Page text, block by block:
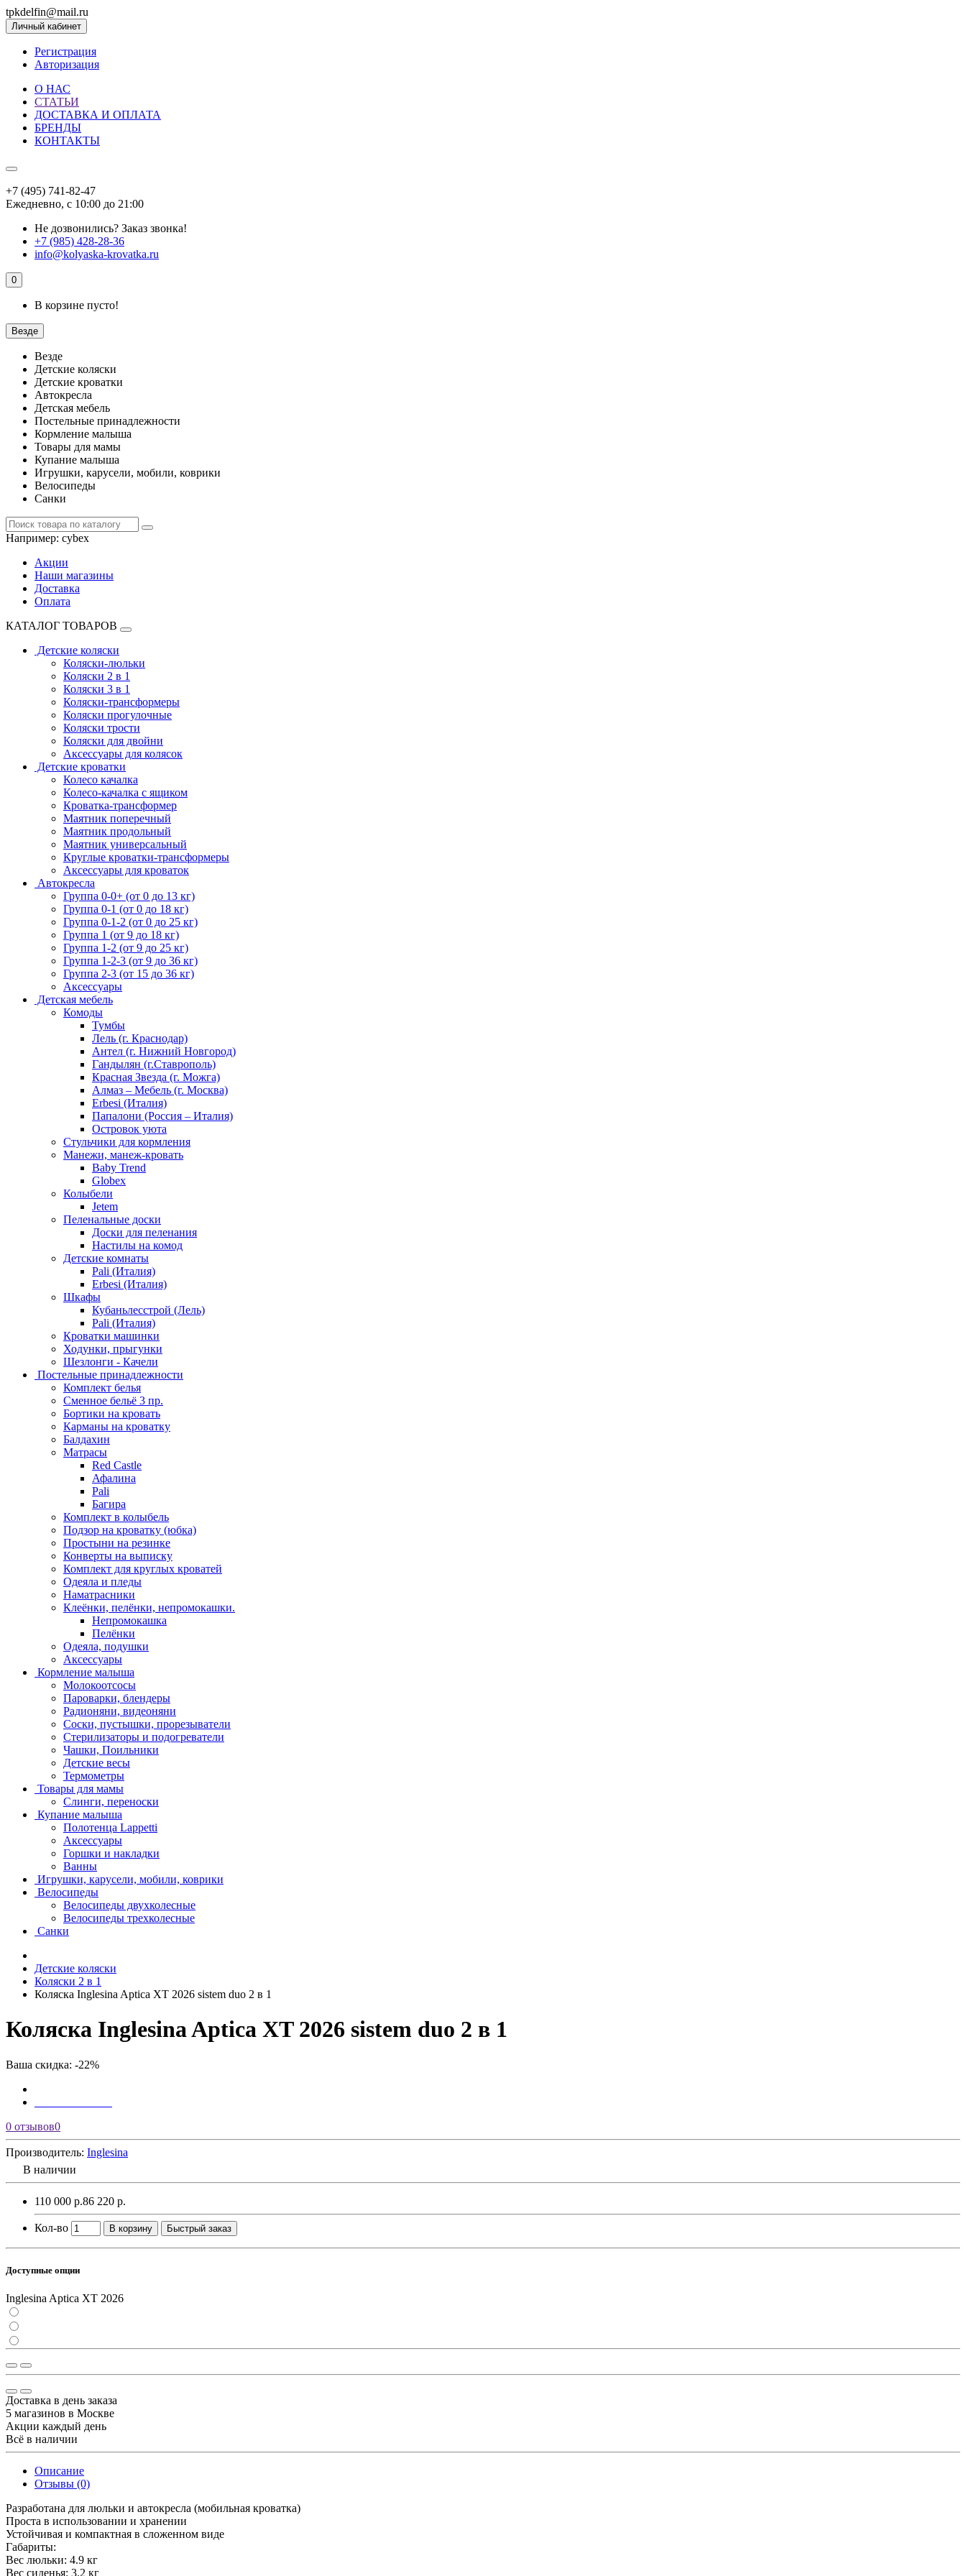
tpkdelfin@mail.ru
Личный кабинет
Регистрация
Авторизация
О НАС
СТАТЬИ
ДОСТАВКА И ОПЛАТА
БРЕНДЫ
КОНТАКТЫ
+7 (495) 741-82-47
Ежедневно, с 10:00 до 21:00
Не дозвонились? Заказ звонка!
+7 (985) 428-28-36
info@kolyaska-krovatka.ru
0
В корзине пусто!
Везде
Везде
Детские коляски
Детские кроватки
Автокресла
Детская мебель
Постельные принадлежности
Кормление малыша
Товары для мамы
Купание малыша
Игрушки, карусели, мобили, коврики
Велосипеды
Санки
Например: cybex
Акции
Наши магазины
Доставка
Оплата
КАТАЛОГ ТОВАРОВ
Детские коляски
Коляски-люльки
Коляски 2 в 1
Коляски 3 в 1
Коляски-трансформеры
Коляски прогулочные
Коляски трости
Коляски для двойни
Аксессуары для колясок
Детские кроватки
Колесо качалка
Колесо-качалка с ящиком
Кроватка-трансформер
Маятник поперечный
Маятник продольный
Маятник универсальный
Круглые кроватки-трансформеры
Аксессуары для кроваток
Автокресла
Группа 0-0+ (от 0 до 13 кг)
Группа 0-1 (от 0 до 18 кг)
Группа 0-1-2 (от 0 до 25 кг)
Группа 1 (от 9 до 18 кг)
Группа 1-2 (от 9 до 25 кг)
Группа 1-2-3 (от 9 до 36 кг)
Группа 2-3 (от 15 до 36 кг)
Аксессуары
Детская мебель
Комоды
Тумбы
Лель (г. Краснодар)
Антел (г. Нижний Новгород)
Гандылян (г.Ставрополь)
Красная Звезда (г. Можга)
Алмаз – Мебель (г. Москва)
Erbesi (Италия)
Папалони (Россия – Италия)
Островок уюта
Стульчики для кормления
Манежи, манеж-кровать
Baby Trend
Globex
Колыбели
Jetem
Пеленальные доски
Доски для пеленания
Настилы на комод
Детские комнаты
Pali (Италия)
Erbesi (Италия)
Шкафы
Кубаньлесстрой (Лель)
Pali (Италия)
Кроватки машинки
Ходунки, прыгунки
Шезлонги - Качели
Постельные принадлежности
Комплект белья
Сменное бельё 3 пр.
Бортики на кровать
Карманы на кроватку
Балдахин
Матрасы
Red Castle
Афалина
Pali
Багира
Комплект в колыбель
Подзор на кроватку (юбка)
Простыни на резинке
Конверты на выписку
Комплект для круглых кроватей
Одеяла и пледы
Наматрасники
Клеёнки, пелёнки, непромокашки.
Непромокашка
Пелёнки
Одеяла, подушки
Аксессуары
Кормление малыша
Молокоотсосы
Пароварки, блендеры
Радионяни, видеоняни
Соски, пустышки, прорезыватели
Стерилизаторы и подогреватели
Чашки, Поильники
Детские весы
Термометры
Товары для мамы
Слинги, переноски
Купание малыша
Полотенца Lappetti
Аксессуары
Горшки и накладки
Ванны
Игрушки, карусели, мобили, коврики
Велосипеды
Велосипеды двухколесные
Велосипеды трехколесные
Санки
Детские коляски
Коляски 2 в 1
Коляска Inglesina Aptica XT 2026 sistem duo 2 в 1
Коляска Inglesina Aptica XT 2026 sistem duo 2 в 1
Ваша скидка: -22%
0 отзывов0
Производитель: Inglesina
В наличии
110 000 р.86 220 р.
Кол-во В корзину Быстрый заказ
Доступные опции
Inglesina Aptica XT 2026
Доставка в день заказа
5 магазинов в Москве
Акции каждый день
Всё в наличии
Описание
Отзывы (0)
Разработана для люльки и автокресла (мобильная кроватка)
Проста в использовании и хранении
Устойчивая и компактная в сложенном виде
Габариты:
Вес люльки: 4.9 кг
Вес сиденья: 3.2 кг